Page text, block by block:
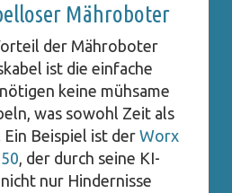
Mähroboter
der Mähroboter
ist die einfache
keine mühsame
was sowohl Zeit als
Beispiel ist der Worx
, der durch seine KI-
nur Hindernisse